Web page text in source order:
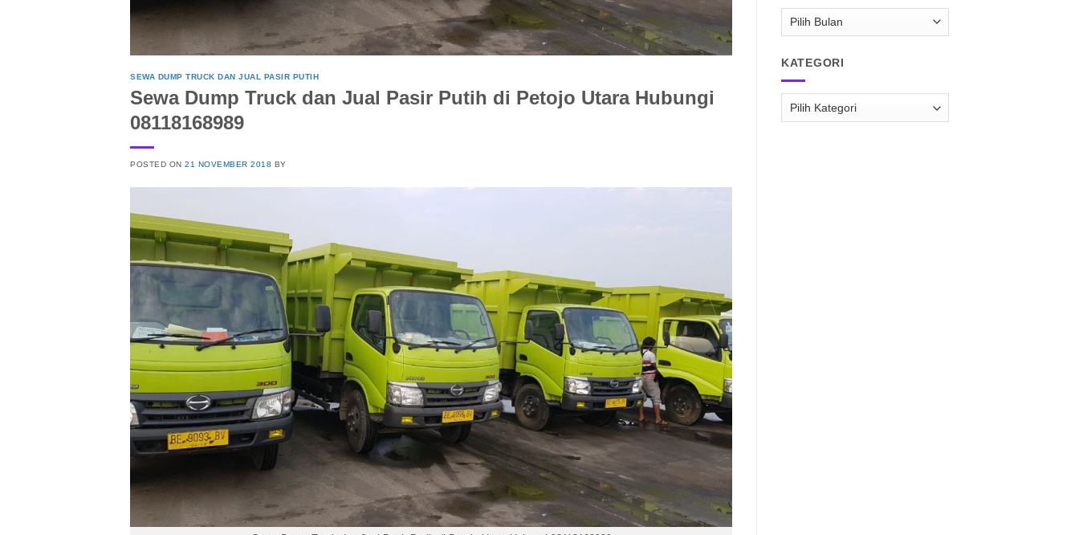
SEWA DUMP TRUCK DAN JUAL PASIR PUTIH
Sewa Dump Truck dan Jual Pasir Putih di Petojo Utara Hubungi
08118168989
POSTED ON21 NOVEMBER 2018 BY
KATEGORI